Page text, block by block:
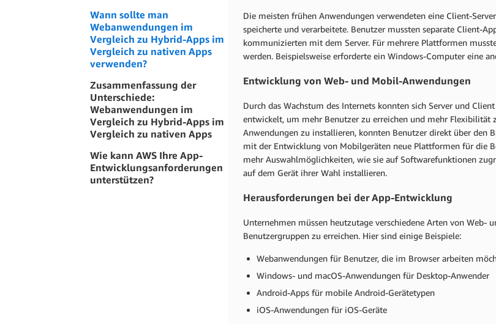
Wann sollte man
Webanwendungen im
Vergleich zu Hybrid-Apps im
Vergleich zu nativen Apps
verwenden?
Zusammenfassung der
Unterschiede:
Webanwendungen im
Vergleich zu Hybrid-Apps im
Vergleich zu nativen Apps
Wie kann AWS Ihre App-
Entwicklungsanforderungen
unterstützen?
Die meisten frühen Anwendungen verwendeten eine Client-
speicherte und verarbeitete. Benutzer mussten separate Client-
kommunizierten mit dem Server. Für mehrere Plattformen
werden. Beispielsweise erforderte ein Windows-Computer eine
Entwicklung von Web- und Mobil-Anwendungen
Durch das Wachstum des Internets konnten sich Server und
entwickelt, um mehr Benutzer zu erreichen und mehr
Anwendungen zu installieren, konnten Benutzer direkt über den
mit der Entwicklung von Mobilgeräten neue Plattformen für die
mehr Auswahlmöglichkeiten, wie sie auf Softwarefunktionen
auf dem Gerät ihrer Wahl installieren.
Herausforderungen bei der App-Entwicklung
Unternehmen müssen heutzutage verschiedene Arten von Web-
Benutzergruppen zu erreichen. Hier sind einige Beispiele:
Webanwendungen für Benutzer, die im Browser arbeiten
Windows- und macOS-Anwendungen für Desktop-Anwender
Android-Apps für mobile Android-Gerätetypen
iOS-Anwendungen für iOS-Geräte